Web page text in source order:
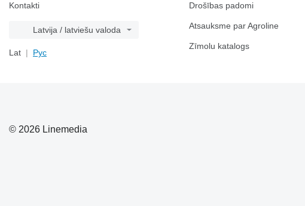
Kontakti
Latvija / latviešu valoda
Lat Рус
Drošības padomi
Atsauksme par Agroline
Zīmolu katalogs
© 2026 Linemedia